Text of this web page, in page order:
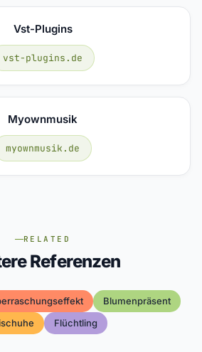
Vst-Plugins
vst-plugins.de
Myownmusik
myownmusik.de
RELATED
Referenzen
Blumenpräsent
Flüchtling